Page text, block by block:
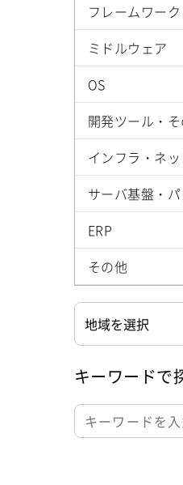
フレームワー
ミドルウェア
OS
開発ツール・
インフラ・ネ
サーバ基盤・
ERP
その他
キーワードで